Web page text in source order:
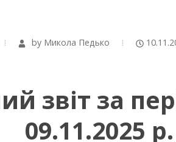
by Микола Педько
звіт за
09.11.2025 р.